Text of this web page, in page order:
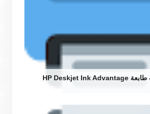
تحميل تعريف طابعة HP Deskjet Ink Advantage